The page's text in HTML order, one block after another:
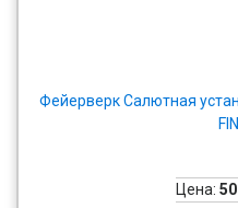
Фейерверк Салютная
Цена: